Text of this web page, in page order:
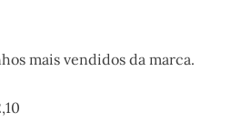
mais vendidos da marca.